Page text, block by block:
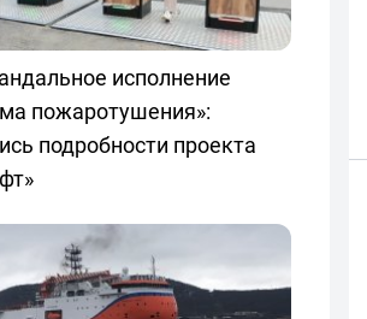
исполнение
пожаротушения»:
подробности проекта